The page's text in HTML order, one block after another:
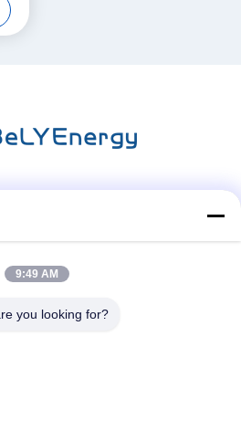
9:49 AM
you looking for?